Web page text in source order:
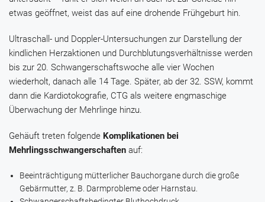
etwas geöffnet, weist das auf eine drohende Frühgeburt hin.
Ultraschall- und Doppler-Untersuchungen zur Darstellung der
kindlichen Herzaktionen und Durchblutungsverhältnisse werden
bis zur 20. Schwangerschaftswoche alle vier Wochen
wiederholt, danach alle 14 Tage. Später, ab der 32. SSW, kommt
dann die Kardiotokografie, CTG als weitere engmaschige
Überwachung der Mehrlinge hinzu.
Gehäuft treten folgende Komplikationen bei
Mehrlingsschwangerschaften auf:
Beeinträchtigung mütterlicher Bauchorgane durch die große
Gebärmutter, z. B. Darmprobleme oder Harnstau.